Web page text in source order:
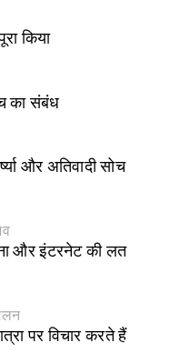
किया
का संबंध
और अतिवादी सोच
और इंटरनेट की लत
पर विचार करते हैं